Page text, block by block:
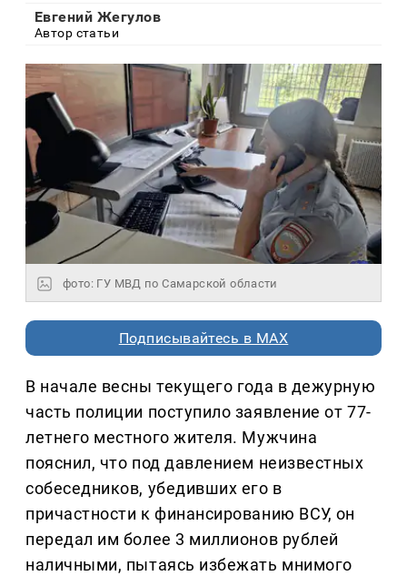
Евгений Жегулов
Автор статьи
фото: ГУ МВД по Самарской области
Подписывайтесь в MAX
В начале весны текущего года в дежурную
часть полиции поступило заявление от 77-
летнего местного жителя. Мужчина
пояснил, что под давлением неизвестных
собеседников, убедивших его в
причастности к финансированию ВСУ, он
передал им более 3 миллионов рублей
наличными, пытаясь избежать мнимого